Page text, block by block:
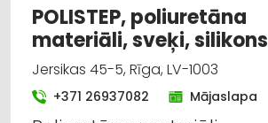
RŪPNIECISKĀS IEKĀRTAS, AUTOMATIZĀCIJA
POLISTEP, poliuretāna
materiāli, sveķi, silikons
Jersikas 45-5, Rīga, LV-1003
+371 26937082 Mājaslapa